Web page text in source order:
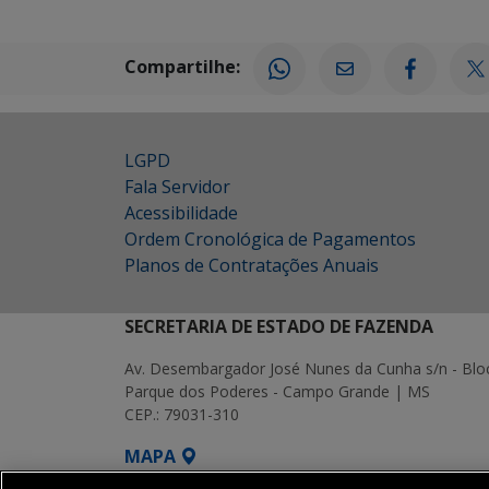
Compartilhe:
LGPD
Fala Servidor
Acessibilidade
Ordem Cronológica de Pagamentos
Planos de Contratações Anuais
SECRETARIA DE ESTADO DE FAZENDA
Av. Desembargador José Nunes da Cunha s/n -
Parque dos Poderes - Campo Grande | MS
CEP.: 79031-310
MAPA